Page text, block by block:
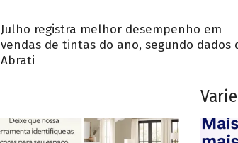
Julho registra melhor desempenho em
vendas de tintas do ano, segundo dados
Abrati